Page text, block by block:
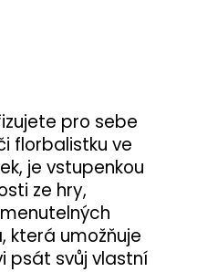
pro sebe
florbalistku ve
je vstupenkou
ze hry,
která umožňuje
psát svůj vlastní